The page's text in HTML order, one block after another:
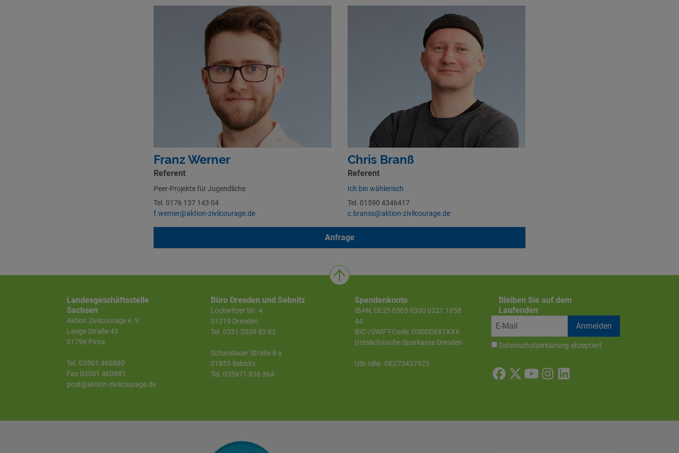
Franz Werner
Referent
Peer-Projekte für Jugendliche
Tel. 0176 137 143 04
f.werner@aktion-zivilcourage.de
Chris Branß
Referent
Ich bin wählerisch
Tel. 01590 4346417
c.branss@aktion-zivilcourage.de
Anfrage
Landesgeschäftsstelle
Sachsen
Aktion Zivilcourage e. V.
Lange Straße 43
01796 Pirna
Tel. 03501 460880
Fax 03501 460881
post@aktion-zivilcourage.de
Büro Dresden und Sebnitz
Lockwitzer Str. 4
01219 Dresden
Tel. 0351 2029 83 82
Schandauer Straße 8 a
01855 Sebnitz
Tel. 035971 836 364
Spendenkonto
IBAN: DE25 8505 0300 0221 1858
44
BIC-/SWIFT-Code: OSDDDE81XXX
Ostsächsische Sparkasse Dresden
USt-IdNr. DE273437925
Bleiben Sie auf dem
Laufenden
Datenschutzerklärung akzeptiert.